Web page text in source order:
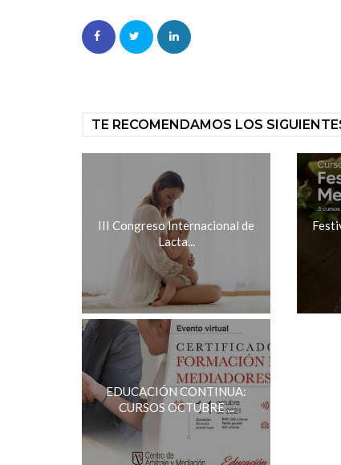
TE RECOMENDAMOS LOS
III Congreso Internacional de
Lacta...
EDUCACIÓN CONTINUA:
CURSOS OCTUBRE ...